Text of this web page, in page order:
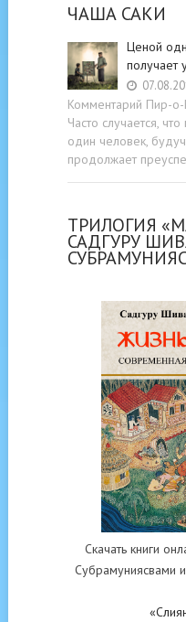
ЧАША САКИ
Ценой
получает
Комментарий Пир-
Часто случается,
один человек,
продолжает
ТРИЛОГИЯ
САДГУРУ
Скачать книги
Субрамуниясвами